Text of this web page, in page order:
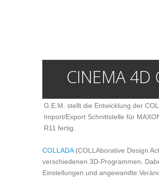
CINEMA 4D
G.E.M. stellt die Entwicklung der
Import/Export Schnittstelle für
R11 fertig.
COLLADA(COLLAborative Design
verschiedenen 3D-Programmen.
Einstellungen und angewandte